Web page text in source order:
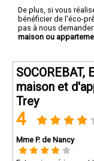
De plus, si vous
bénéficier de l'éco-
pas à nous
maison ou
maison et
Trey
4
Mme P. de Nancy